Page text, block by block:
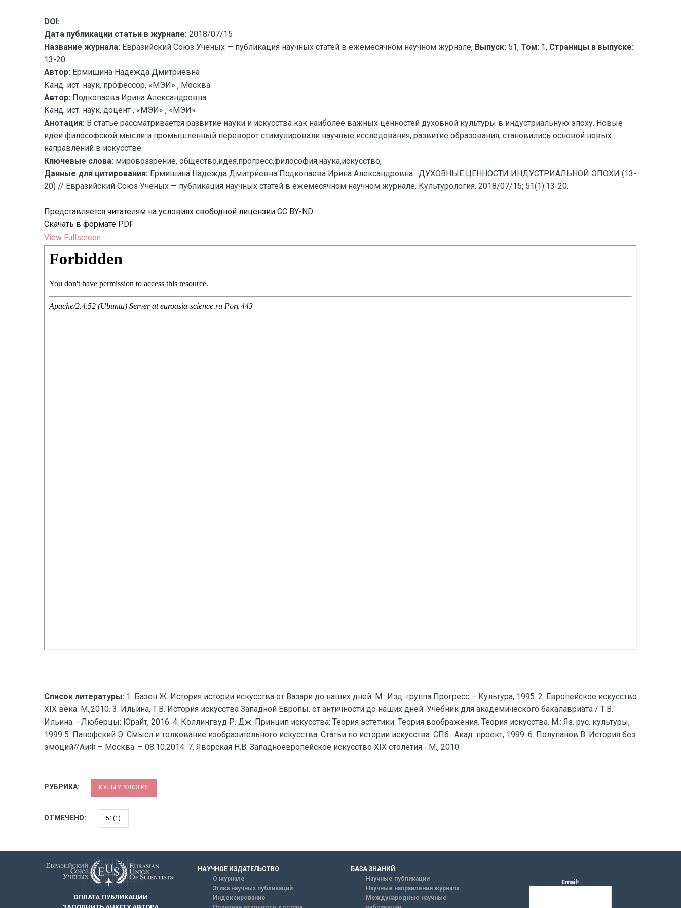
DOI:
Дата публикации статьи в журнале: 2018/07/15
Название журнала: Евразийский Союз Ученых — публикация научных статей в ежемесячном научном журнале, Выпуск: 51, Том: 1, Страницы в выпуске:
13-20
Автор: Ермишина Надежда Дмитриевна
Канд. ист. наук, профессор, «МЭИ» , Москва
Автор: Подкопаева Ирина Александровна
Канд. ист. наук, доцент , «МЭИ» , «МЭИ»
Анотация: В статье рассматривается развитие науки и искусства как наиболее важных ценностей духовной культуры в индустриальную эпоху. Новые
идеи философской мысли и промышленный переворот стимулировали научные исследования, развитие образования, становились основой новых
направлений в искусстве.
Ключевые слова: мировоззрение, общество,идея,прогресс,философия,наука,искусство,
Данные для цитирования: Ермишина Надежда Дмитриевна Подкопаева Ирина Александровна . ДУХОВНЫЕ ЦЕННОСТИ ИНДУСТРИАЛЬНОЙ ЭПОХИ (13-
20) // Евразийский Союз Ученых — публикация научных статей в ежемесячном научном журнале. Культурология. 2018/07/15; 51(1):13-20.
Представляется читателям на условиях свободной лицензии CC BY-ND
Скачать в формате PDF
View Fullscreen
Перейти
содержимому
Список литературы: 1. Базен Ж. История истории искусства от Вазари до наших дней. М.: Изд. группа Прогресс – Культура, 1995. 2. Европейское искусство
XIX века. М.,2010. 3. Ильина, Т.В. История искусства Западной Европы. от античности до наших дней: Учебник для академического бакалавриата / Т.В.
Ильина. - Люберцы: Юрайт, 2016. 4. Коллингвуд Р. Дж. Принцип искусства: Теория эстетики. Теория воображения. Теория искусства. М.: Яз. рус. культуры,
1999 5. Панофский Э. Смысл и толкование изобразительного искусства: Статьи по истории искусства. СПб.: Акад. проект, 1999. 6. Полупанов В. История без
эмоций//АиФ – Москва. – 08.10.2014. 7. Яворская Н.В. Западноевропейское искусство XIX столетия.- М., 2010.
РУБРИКА: КУЛЬТУРОЛОГИЯ
ОТМЕЧЕНО: 51(1)
ОПЛАТА ПУБЛИКАЦИИ
НАУЧНОЕ ИЗДАТЕЛЬСТВО
О журнале
Этика научных публикаций
Индексирование
БАЗА ЗНАНИЙ
Научные публикации
Научные направления журнала
Международные научные
Email*